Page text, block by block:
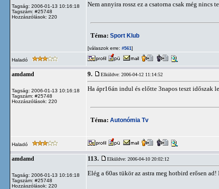
Tagság: 2006-01-13 10:16:18
Tagszám: #25748
Hozzászólások: 220
Nem annyira rossz ez a csatorna csak még
Téma: Sport Klub
[válaszok erre: #561]
Haladó
amdamd
Tagság: 2006-01-13 10:16:18
Tagszám: #25748
Hozzászólások: 220
9. Elküldve: 2006-04-12 11:14:52
Ha ápr16án indul és előtte 3napos teszt időszak
Téma: Autonómia Tv
Haladó
amdamd
Tagság: 2006-01-13 10:16:18
Tagszám: #25748
Hozzászólások: 220
113. Elküldve: 2006-04-10 20:02:12
Elég a 60as tükör az astra meg hotbird erősen